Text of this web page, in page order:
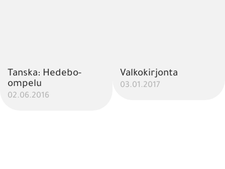
Tanska: Hedebo-
ompelu
02.06.2016
Valkokirjonta
03.01.2017